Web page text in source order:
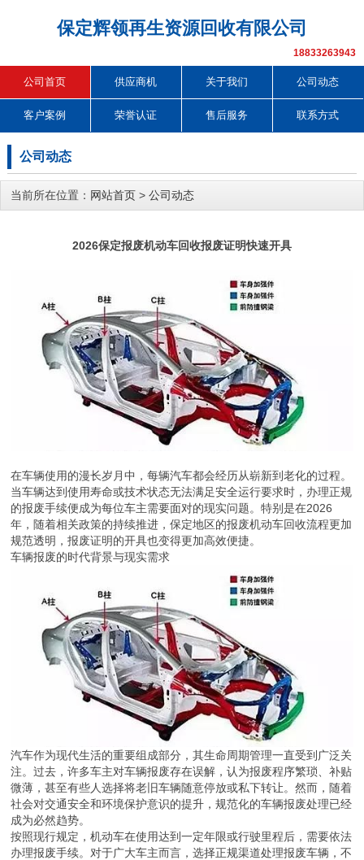
保定辉领再生资源回收有限公司
18833263943
公司首页 供应商机 关于我们 公司动态
客户案例 荣誉认证 售后服务 联系方式
公司动态
当前所在位置： 网站首页 > 公司动态
2026保定报废机动车回收报废证明快速开具
在车辆使用的漫长岁月中，每辆汽车都会经历从崭新到老化的过程。
当车辆达到使用寿命或技术状态无法满足安全运行要求时，办理正规
的报废手续便成为每位车主需要面对的现实问题。特别是在2026
年，随着相关政策的持续推进，保定地区的报废机动车回收流程更加
规范透明，报废证明的开具也变得更加高效便捷。
车辆报废的时代背景与现实需求
汽车作为现代生活的重要组成部分，其生命周期管理一直受到广泛关
注。过去，许多车主对车辆报废存在误解，认为报废程序繁琐、补贴
微薄，甚至有些人选择将老旧车辆随意停放或私下转让。然而，随着
社会对交通安全和环境保护意识的提升，规范化的车辆报废处理已经
成为必然趋势。
按照现行规定，机动车在使用达到一定年限或行驶里程后，需要依法
办理报废手续。对于广大车主而言，选择正规渠道处理报废车辆，不